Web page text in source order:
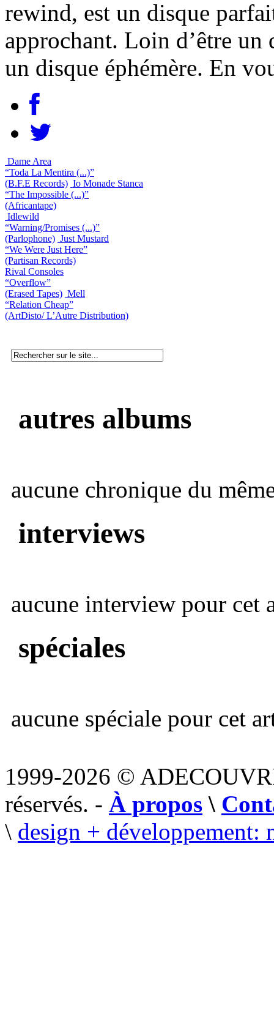
rewind, est un disque
approchant. Loin d’être un
un disque éphémère. En
Dame Area
“Toda La Mentira (...)”
(B.F.E Records) Io Monade Stanca
“The Impossible (...)”
(Africantape)
Idlewild
“Warning/Promises (...)”
(Parlophone) Just Mustard
“We Were Just Here”
(Partisan Records)
Rival Consoles
“Overflow”
(Erased Tapes) Mell
“Relation Cheap”
(ArtDisto/ L’Autre Distribution)
autres albums
aucune chronique du
interviews
aucune interview pour cet
spéciales
aucune spéciale pour cet
1999-2026 ©
réservés. - À propos \
\ design + développement: